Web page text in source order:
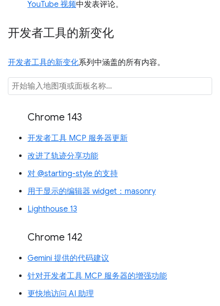
YouTube 视频中发表评论。
开发者工具的新变化
开发者工具的新变化系列中涵盖的所有内容。
Chrome 143
开发者工具 MCP 服务器更新
改进了轨迹分享功能
对 @starting-style 的支持
用于显示的编辑器 widget：masonry
Lighthouse 13
Chrome 142
Gemini 提供的代码建议
针对开发者工具 MCP 服务器的增强功能
更快地访问 AI 助理